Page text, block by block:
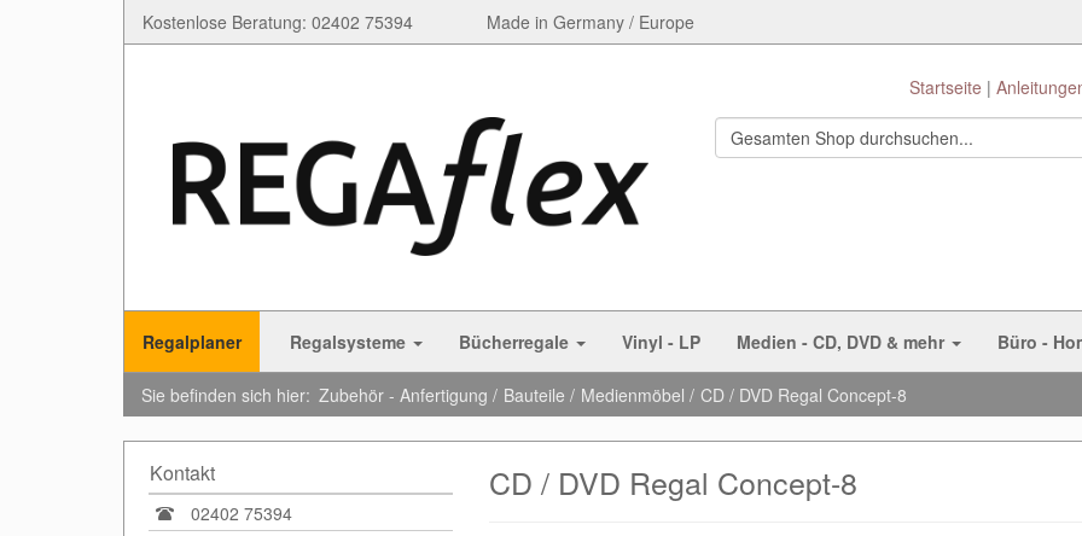
Kostenlose Beratung: 02402 75394 Made in Germany / Europe
Startseite
Regalplaner Regalsysteme Bücherregale Vinyl - LP Medien - CD, DVD & mehr Büro -
Sie befinden sich hier: Zubehör - Anfertigung Bauteile Medienmöbel CD / DVD Regal Concept-8
Kontakt
02402 75394
CD / DVD Regal Concept-8